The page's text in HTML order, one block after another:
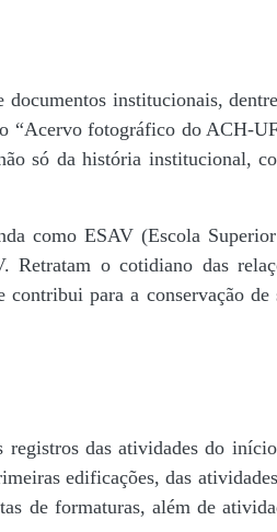
institucionais,
“Acervo fotográfico do ACH-
só da história institucional,
como ESAV (Escola
Retratam o cotidiano das
para a conservação de
registros das atividades do
edificações, das
de formaturas, além de